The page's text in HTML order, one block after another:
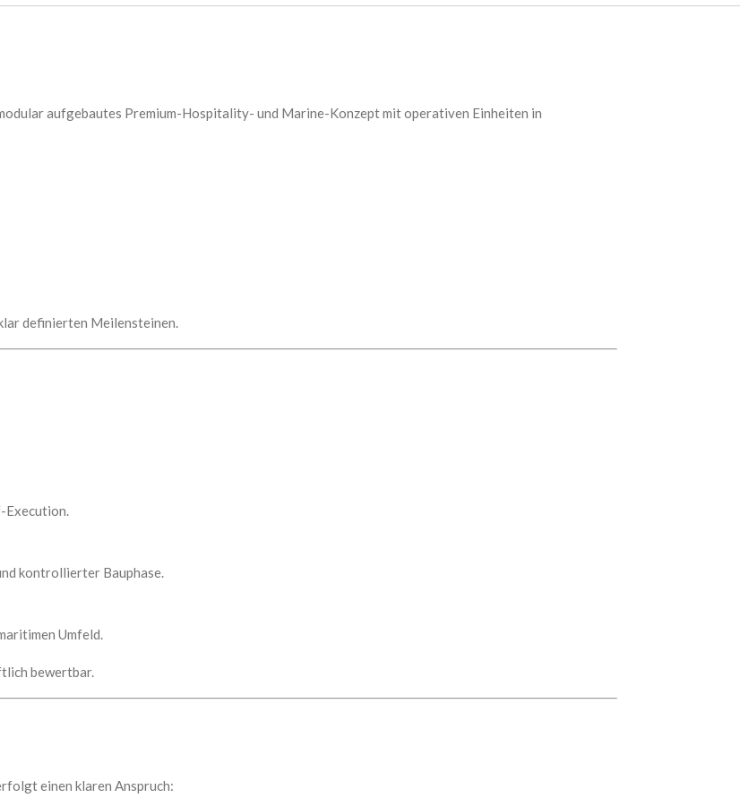
aufgebautes Premium-Hospitality- und Marine-Konzept mit operativen Einheiten in
definierten Meilensteinen.
kontrollierter Bauphase.
Umfeld.
bewertbar.
einen klaren Anspruch: